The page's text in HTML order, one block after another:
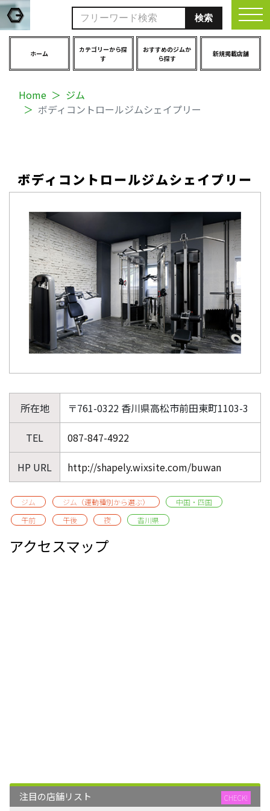
ホーム
カテゴリーから探
す
おすすめのジムか
ら探す
新規掲載店舗
Home
ジム
ボディコントロールジムシェイプリー
ボディコントロールジムシェイプリー
所在地 〒761-0322 香川県高松市前田東町1103-3
TEL 087-847-4922
HP URL http://shapely.wixsite.com/buwan
ジム ジム（運動種別から選ぶ）
中国・四国
午前
午後 夜 香川県
アクセスマップ
注目の店舗リスト CHECK!